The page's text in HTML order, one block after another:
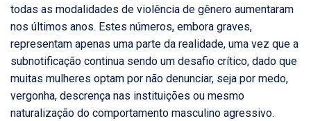
todas as modalidades de violência de gênero aumentaram
nos últimos anos. Estes números, embora graves,
representam apenas uma parte da realidade, uma vez que a
subnotificação continua sendo um desafio crítico, dado que
muitas mulheres optam por não denunciar, seja por medo,
vergonha, descrença nas instituições ou mesmo
naturalização do comportamento masculino agressivo.